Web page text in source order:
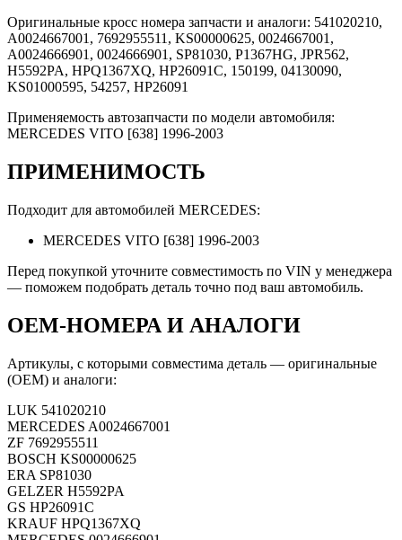
Оригинальные кросс номера запчасти и аналоги: 541020210,
A0024667001, 7692955511, KS00000625, 0024667001,
A0024666901, 0024666901, SP81030, P1367HG, JPR562,
H5592PA, HPQ1367XQ, HP26091C, 150199, 04130090,
KS01000595, 54257, HP26091
Применяемость автозапчасти по модели автомобиля:
MERCEDES VITO [638] 1996-2003
ПРИМЕНИМОСТЬ
Подходит для автомобилей MERCEDES:
MERCEDES VITO [638] 1996-2003
Перед покупкой уточните совместимость по VIN у менеджера
— поможем подобрать деталь точно под ваш автомобиль.
OEM-НОМЕРА И АНАЛОГИ
Артикулы, с которыми совместима деталь — оригинальные
(OEM) и аналоги:
LUK 541020210
MERCEDES A0024667001
ZF 7692955511
BOSCH KS00000625
ERA SP81030
GELZER H5592PA
GS HP26091C
KRAUF HPQ1367XQ